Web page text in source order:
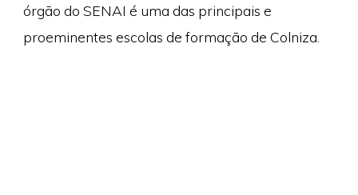
órgão do SENAI é uma das principais e
proeminentes escolas de formação de Colniza.